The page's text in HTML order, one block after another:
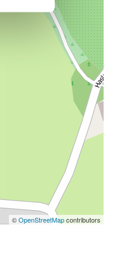
©OpenStreetMapcontributors